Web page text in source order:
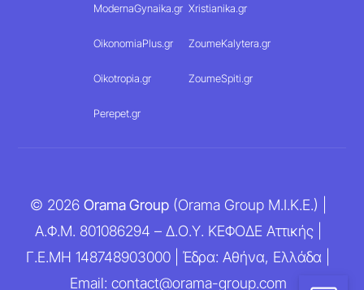
ModernaGynaika.gr Xristianika.gr
OikonomiaPlus.gr ZoumeKalytera.gr
Oikotropia.gr ZoumeSpiti.gr
Perepet.gr
© 2026 Orama Group(Orama Group Μ.Ι.Κ.Ε.) |
Α.Φ.Μ. 801086294 – Δ.Ο.Υ. ΚΕΦΟΔΕ Αττικής |
Γ.Ε.ΜΗ 148748903000 | Έδρα: Αθήνα, Ελλάδα |
Email: contact@orama-group.com